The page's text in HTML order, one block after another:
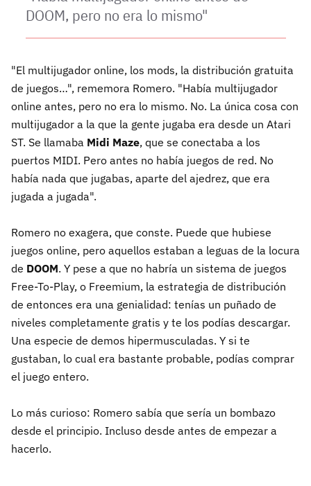
DOOM, pero no era lo mismo"
"El multijugador online, los mods, la distribución gratuita
de juegos…", rememora Romero. "Había multijugador
online antes, pero no era lo mismo. No. La única cosa con
multijugador a la que la gente jugaba era desde un Atari
ST. Se llamaba Midi Maze, que se conectaba a los
puertos MIDI. Pero antes no había juegos de red. No
había nada que jugabas, aparte del ajedrez, que era
jugada a jugada".
Romero no exagera, que conste. Puede que hubiese
juegos online, pero aquellos estaban a leguas de la locura
de DOOM. Y pese a que no habría un sistema de juegos
Free-To-Play, o Freemium, la estrategia de distribución
de entonces era una genialidad: tenías un puñado de
niveles completamente gratis y te los podías descargar.
Una especie de demos hipermusculadas. Y si te
gustaban, lo cual era bastante probable, podías comprar
el juego entero.
Lo más curioso: Romero sabía que sería un bombazo
desde el principio. Incluso desde antes de empezar a
hacerlo.